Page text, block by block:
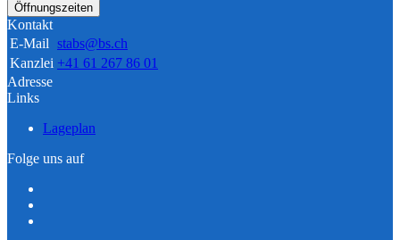
Öffnungszeiten
Kontakt
E-Mail stabs@bs.ch
Kanzlei +41 61 267 86 01
Adresse
Links
Lageplan
Folge uns auf